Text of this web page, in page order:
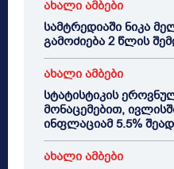
ახალი ამბები
სამტრედიაში ნიკა
გამოძიება 2 წლის
ახალი ამბები
სტატისტიკის
მონაცემებით,
ინფლაციამ 5.5%
ახალი ამბები